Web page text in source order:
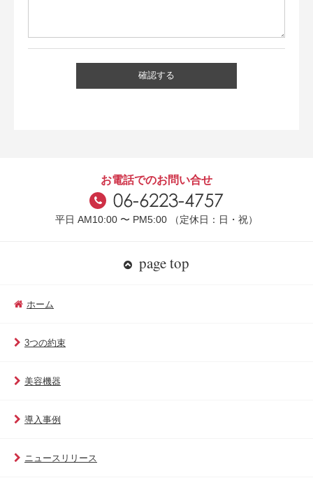
お電話でのお問い合せ
平日 AM10:00 〜 PM5:00 （定休日：日・祝）
page top
ホーム
3つの約束
美容機器
導入事例
ニュースリリース